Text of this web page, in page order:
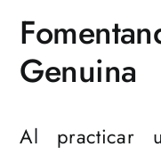
Genuina
Al practicar